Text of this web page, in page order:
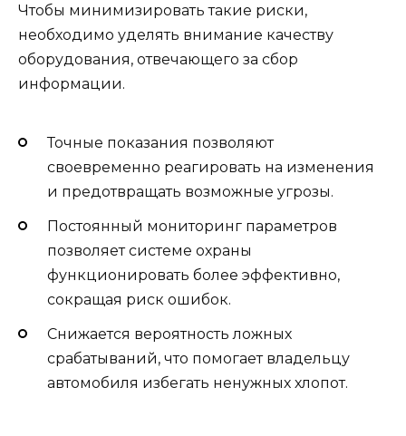
Чтобы минимизировать такие риски,
необходимо уделять внимание качеству
оборудования, отвечающего за сбор
информации.
Точные показания позволяют
своевременно реагировать на изменения
и предотвращать возможные угрозы.
Постоянный мониторинг параметров
позволяет системе охраны
функционировать более эффективно,
сокращая риск ошибок.
Снижается вероятность ложных
срабатываний, что помогает владельцу
автомобиля избегать ненужных хлопот.